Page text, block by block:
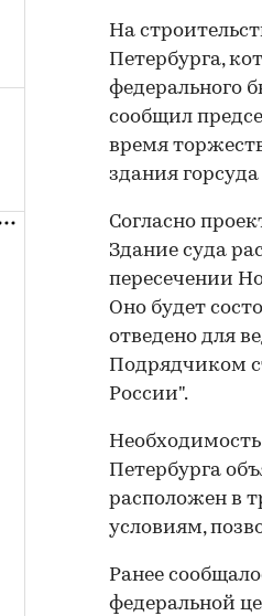
На
Петербурга,
федерального
сообщил
время
здания
Согласно
Здание суда
пересечении
Оно будет
отведено для
Подрядчиком
России".
Необходимость
Петербурга
расположен в
условиям,
Ранее
федеральной